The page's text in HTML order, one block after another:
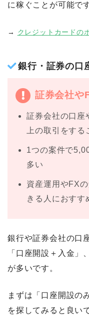
に稼ぐことが可能で
→ クレジットカードの
銀行・証券の口
証券会社や
証券会社の口座
上の取引をす
1つの案件で
多い
資産運用やFX
きる人におすす
銀行や証券会社の口
「口座開設＋入金」
が多いです。
まずは「口座開設の
を探してみると良い